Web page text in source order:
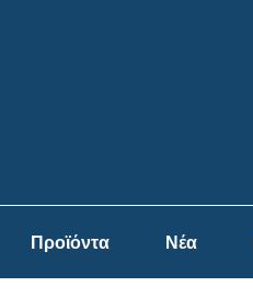
Προϊόντα Νέα